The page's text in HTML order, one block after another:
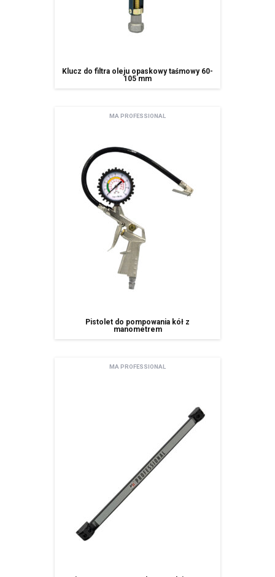
Klucz do filtra oleju opaskowy taśmowy 60-
105 mm
MA PROFESSIONAL
Pistolet do pompowania kół z
manometrem
MA PROFESSIONAL
Wyrażam zgodę na przetwarzanie moich danych osobowych zamieszczonych w
powyższym formularzu przez AMTRA Sp. z o.o. z siedzibą w Sosnowcu (41-200) przy
każdym czasie, co skutkować będzie usunięciem mojego adresu bazy Amtra Sp. z o.o.